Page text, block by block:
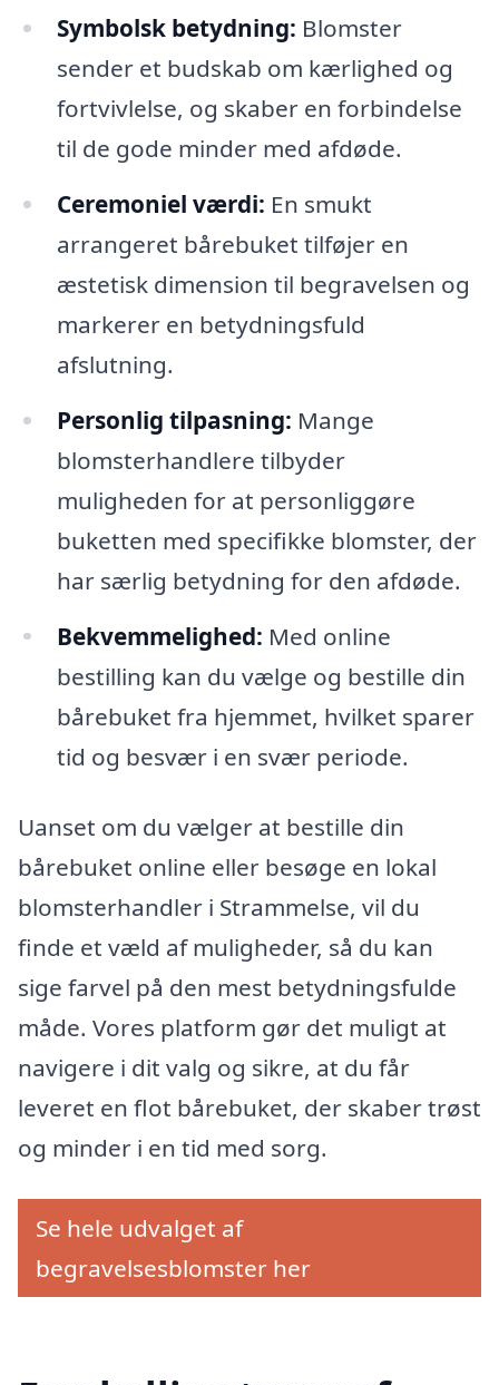
Symbolsk betydning: Blomster
sender et budskab om kærlighed og
fortvivlelse, og skaber en forbindelse
til de gode minder med afdøde.
Ceremoniel værdi: En smukt
arrangeret bårebuket tilføjer en
æstetisk dimension til begravelsen og
markerer en betydningsfuld
afslutning.
Personlig tilpasning: Mange
blomsterhandlere tilbyder
muligheden for at personliggøre
buketten med specifikke blomster, der
har særlig betydning for den afdøde.
Bekvemmelighed: Med online
bestilling kan du vælge og bestille din
bårebuket fra hjemmet, hvilket sparer
tid og besvær i en svær periode.
Uanset om du vælger at bestille din
bårebuket online eller besøge en lokal
blomsterhandler i Strammelse, vil du
finde et væld af muligheder, så du kan
sige farvel på den mest betydningsfulde
måde. Vores platform gør det muligt at
navigere i dit valg og sikre, at du får
leveret en flot bårebuket, der skaber trøst
og minder i en tid med sorg.
Se hele udvalget af
begravelsesblomster her